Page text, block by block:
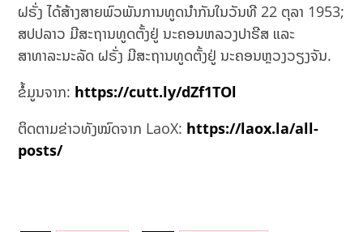
ຝຣັ່ງ ໄດ້ສ້າງສາຍພົວພັນການທູດນຳກັນໃນວັນທີ 22 ຕຸລາ 1953;
ສປປລາວ ມີສະຖານທູດຕັ້ງຢູ່ ນະຄອນຫລວງປາຣີສ ແລະ
ສາທາລະນະລັດ ຝຣັ່ງ ມີສະຖານທູດຕັ້ງຢູ່ ນະຄອນຫຼວງວຽງຈັນ.
ຂໍ້ມູນຈາກ: https://cutt.ly/dZf1TOl
ຕິດຕາມຂ່າວທັງໝົດຈາກ LaoX: https://laox.la/all-
posts/